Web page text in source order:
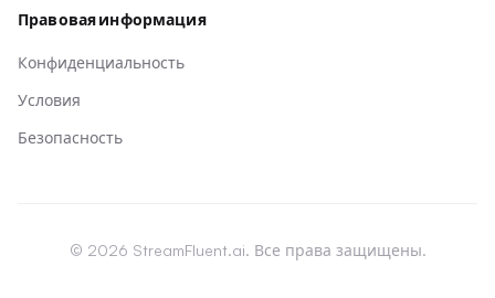
Правовая информация
Конфиденциальность
Условия
Безопасность
© 2026 StreamFluent.ai. Все права защищены.